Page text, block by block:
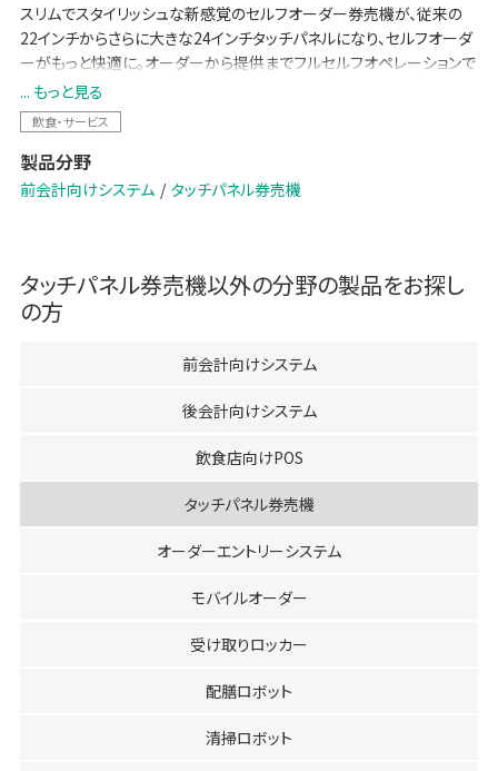
スリムでスタイリッシュな新感覚のセルフオーダー券売機が、従来の
22インチからさらに大きな24インチタッチパネルになり、セルフオーダ
ーがもっと快適に。オーダーから提供までフルセルフオペレーションで
完結し、飲食店におけるDXを実現します。キャッシュレス専用タイプ、1
円・5円が使えるタイプもあります。
非対面・非接触型の精算で、新型コロナウイルス感染拡大防止にも貢
献します。
... もっと見る
飲食・サービス
製品分野
前会計向けシステム タッチパネル券売機
タッチパネル券売機以外の分野の製品をお探し
の方
前会計向けシステム
後会計向けシステム
飲食店向けPOS
タッチパネル券売機
オーダーエントリーシステム
モバイルオーダー
受け取りロッカー
配膳ロボット
清掃ロボット